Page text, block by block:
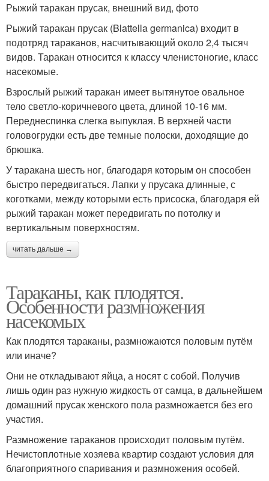
Рыжий таракан прусак, внешний вид, фото
Рыжий таракан прусак (Blattella germanica) входит в
подотряд тараканов, насчитывающий около 2,4 тысяч
видов. Таракан относится к классу членистоногие, класс
насекомые.
Взрослый рыжий таракан имеет вытянутое овальное
тело светло-коричневого цвета, длиной 10-16 мм.
Переднеспинка слегка выпуклая. В верхней части
головогрудки есть две темные полоски, доходящие до
брюшка.
У таракана шесть ног, благодаря которым он способен
быстро передвигаться. Лапки у прусака длинные, с
коготками, между которыми есть присоска, благодаря ей
рыжий таракан может передвигать по потолку и
вертикальным поверхностям.
читать дальше →
Тараканы, как плодятся.
Особенности размножения
насекомых
Как плодятся тараканы, размножаются половым путём
или иначе?
Они не откладывают яйца, а носят с собой. Получив
лишь один раз нужную жидкость от самца, в дальнейшем
домашний прусак женского пола размножается без его
участия.
Размножение тараканов происходит половым путём.
Нечистоплотные хозяева квартир создают условия для
благоприятного спаривания и размножения особей.